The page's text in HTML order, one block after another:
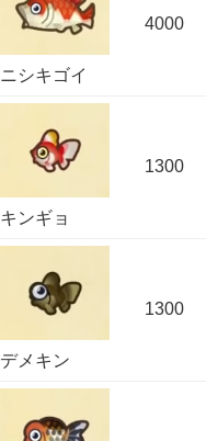
ニシキゴイ
4000
キンギョ
1300
デメキン
1300